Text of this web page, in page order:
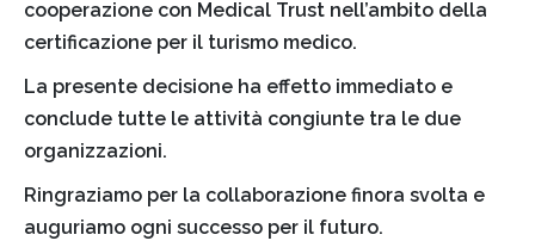
cooperazione con Medical Trust nell’ambito della
certificazione per il turismo medico.
La presente decisione ha effetto immediato e
conclude tutte le attività congiunte tra le due
organizzazioni.
Ringraziamo per la collaborazione finora svolta e
auguriamo ogni successo per il futuro.